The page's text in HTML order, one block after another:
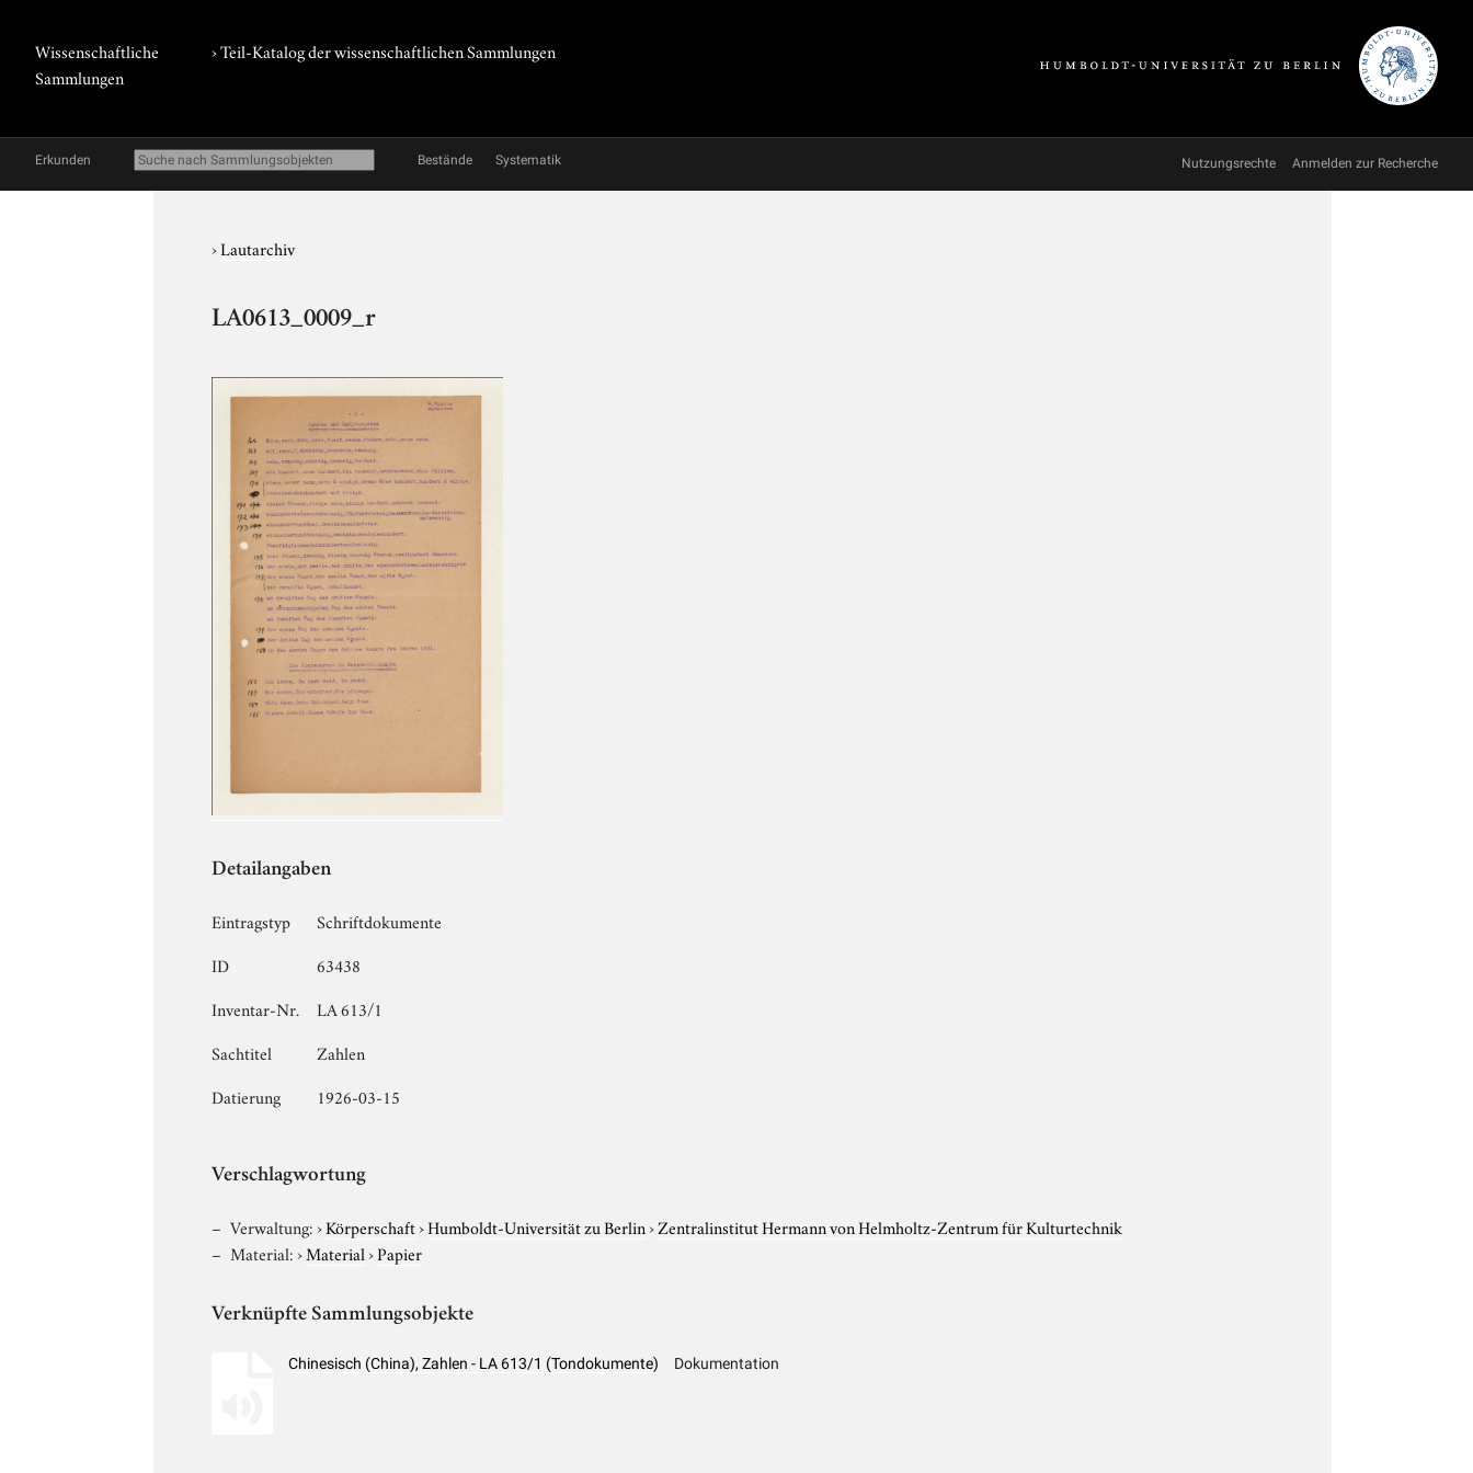
Wissenschaftliche
Sammlungen
› Teil-Katalog der wissenschaftlichen Sammlungen
Erkunden Bestände Systematik Nutzungsrechte Anmelden zur Recherche
›Lautarchiv
LA0613_0009_r
Detailangaben
Eintragstyp
Schriftdokumente
ID
63438
Inventar-Nr.
LA 613/1
Sachtitel
Zahlen
Datierung
1926-03-15
Verschlagwortung
Verwaltung:›Körperschaft›Humboldt-Universität zu Berlin›Zentralinstitut Hermann von Helmholtz-Zentrum für Kulturtechnik
Material:›Material›Papier
Verknüpfte Sammlungsobjekte
Chinesisch (China), Zahlen - LA 613/1 (Tondokumente) Dokumentation